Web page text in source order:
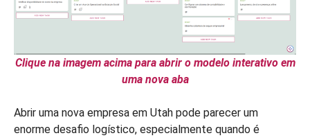
Clique na imagem acima para abrir o modelo interativo em
uma nova aba
Abrir uma nova empresa em Utah pode parecer um
enorme desafio logístico, especialmente quando é